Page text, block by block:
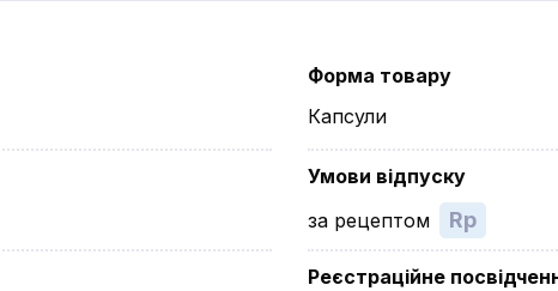
Форма товару
Капсули
Умови відпуску
за рецептом
Rp
Реєстраційне